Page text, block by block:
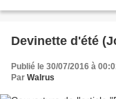
Devinette d'été
Publié le 30/07/2016 à
Par Walrus